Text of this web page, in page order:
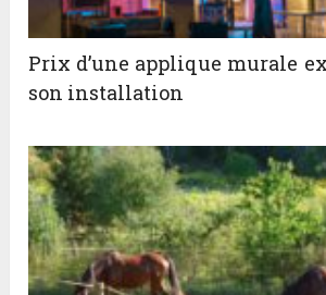
Prix d’une applique murale
son installation